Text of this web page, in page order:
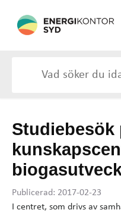
Studiebesök
Publicerad: 2017-02-23
I centret, som drivs av